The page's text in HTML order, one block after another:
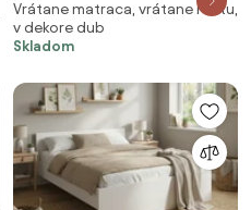
artisan Rošt: S lamelovým
roštom, Matrac: Matrac
COCO MAXI 20 cm
Vrátane matraca, vrátane roštu,
v dekore dub
Skladom